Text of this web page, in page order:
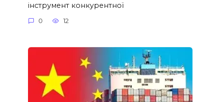
інструмент конкурентної
0 12